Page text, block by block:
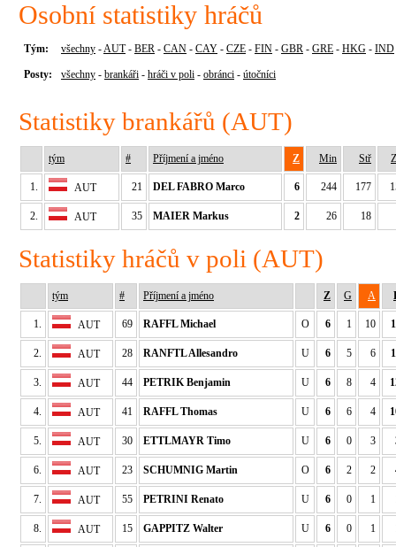
Osobní statistiky hráčů
Tým: všechny -AUT- BER - CAN - CAY - CZE - FIN - GBR - GRE - HKG - IND
Posty: všechny - brankáři - hráči v poli - obránci - útočníci
Statistiky brankářů (AUT)
tým # Příjmení a jméno Z Min Stř
1. AUT 21 DEL FABRO Marco 6 244 177
2. AUT 35 MAIER Markus 2 26 18
Statistiky hráčů v poli (AUT)
tým # Příjmení a jméno Z G A
1. AUT 69 RAFFL Michael O 6 1 10
2. AUT 28 RANFTL Allesandro U 6 5 6
3. AUT 44 PETRIK Benjamin U 6 8 4
4. AUT 41 RAFFL Thomas U 6 6 4
5. AUT 30 ETTLMAYR Timo U 6 0 3
6. AUT 23 SCHUMNIG Martin O 6 2 2
7. AUT 55 PETRINI Renato U 6 0 1
8. AUT 15 GAPPITZ Walter U 6 0 1